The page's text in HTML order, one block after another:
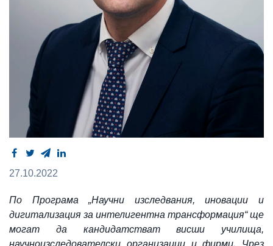
27.10.2022
По Програма „Научни изследвания, иновации и
дигитализация за интелигентна трансформация“ ще
могат да кандидатстват висши училища,
научноизследователски организации и фирми. Чрез